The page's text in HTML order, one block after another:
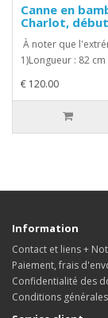
Canne en
Charlot,
À noter que
1)Longueur : 82
€ 120.00
Information
Contact et liens +
Paiement, frais
Confidentialité des
Conditions